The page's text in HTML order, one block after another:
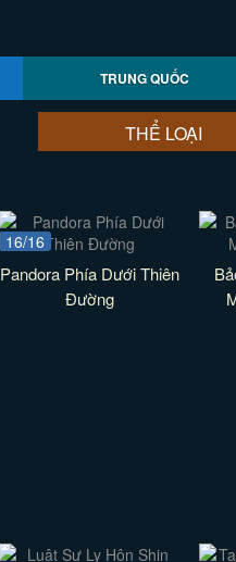
TRUNG QUỐC
THỂ LOẠI
16/16
Pandora Phía Dưới Thiên
Đường